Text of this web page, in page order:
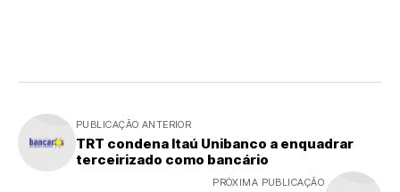
PUBLICAÇÃO ANTERIOR
TRT condena Itaú Unibanco a enquadrar
terceirizado como bancário
PRÓXIMA PUBLICAÇÃO